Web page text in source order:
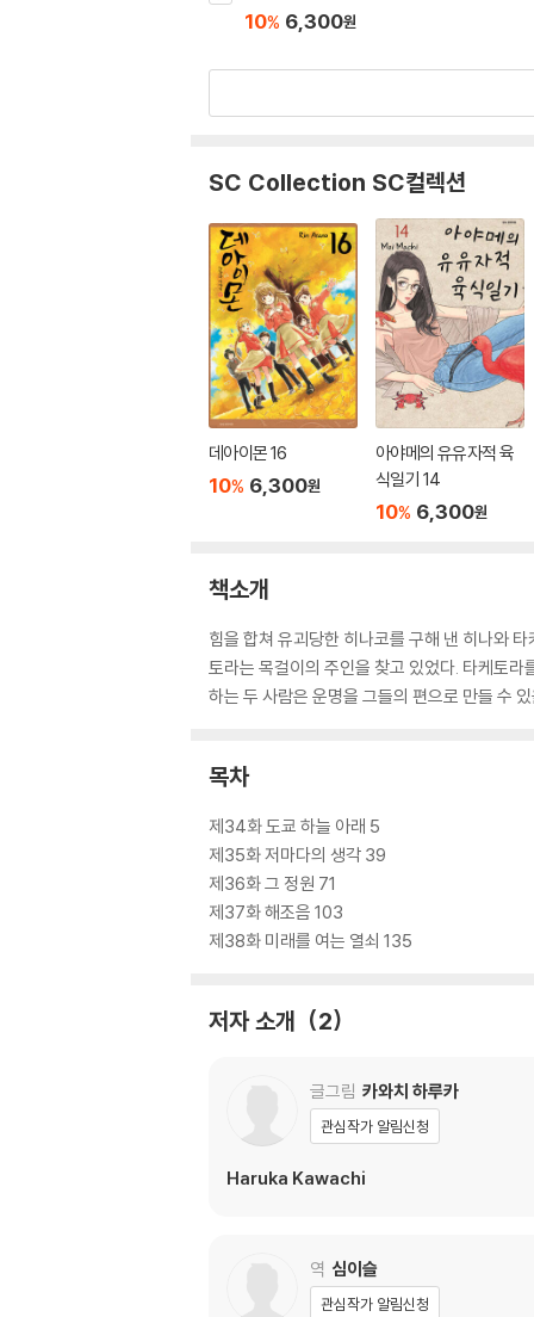
10% 6,300원
SC Collection SC컬렉션
데아이몬 16
10% 6,300원
아야메의 유유자적 육
식일기 14
10% 6,300원
책소개
힘을 합쳐 유괴당한 히나코를 구해 낸 히나와
토라는 목걸이의 주인을 찾고 있었다. 타케토
하는 두 사람은 운명을 그들의 편으로 만들 수
목차
제34화 도쿄 하늘 아래 5
제35화 저마다의 생각 39
제36화 그 정원 71
제37화 해조음 103
제38화 미래를 여는 열쇠 135
저자 소개 2
글그림 카와치 하루카
관심작가 알림신청
Haruka Kawachi
역 심이슬
관심작가 알림신청